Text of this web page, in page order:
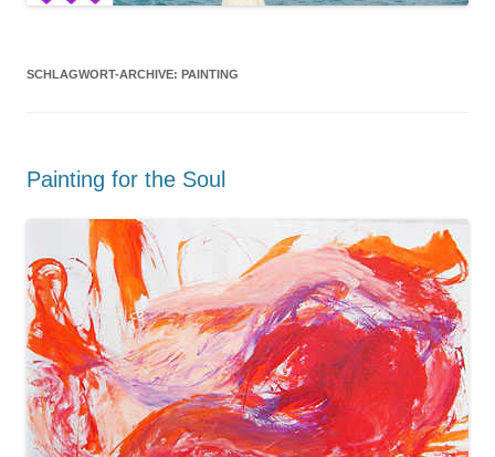
SCHLAGWORT-ARCHIVE: PAINTING
Painting for the Soul